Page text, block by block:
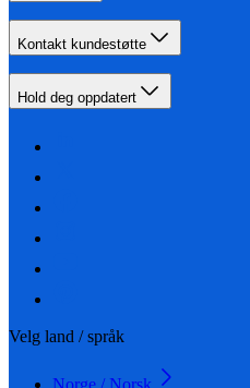
Kontakt kundestøtte
Hold deg oppdatert
Velg land / språk
Norge / Norsk